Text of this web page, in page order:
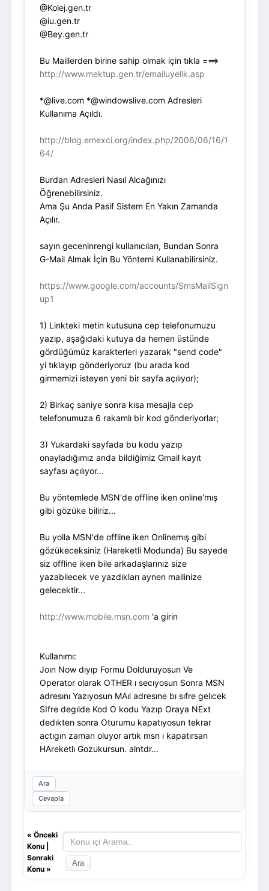
@Kolej.gen.tr
@iu.gen.tr
@Bey.gen.tr
Bu Maillerden birine sahip olmak için tıkla ===>
http://www.mektup.gen.tr/emailuyelik.asp
*@live.com *@windowslive.com Adresleri
Kullanıma Açıldı.
http://blog.emexci.org/index.php/2006/06/16/1
64/
Burdan Adresleri Nasıl Alcağınızı
Öğrenebilirsiniz.
Ama Şu Anda Pasif Sistem En Yakın Zamanda
Açılır.
sayın geceninrengi kullanıcıları, Bundan Sonra
G-Mail Almak İçin Bu Yöntemi Kullanabilirsiniz.
https://www.google.com/accounts/SmsMailSign
up1
1) Linkteki metin kutusuna cep telefonumuzu
yazıp, aşağıdaki kutuya da hemen üstünde
gördüğümüz karakterleri yazarak "send code"
yi tıklayıp gönderiyoruz (bu arada kod
girmemizi isteyen yeni bir sayfa açılıyor);
2) Birkaç saniye sonra kısa mesajla cep
telefonumuza 6 rakamlı bir kod gönderiyorlar;
3) Yukardaki sayfada bu kodu yazıp
onayladığımız anda bildiğimiz Gmail kayıt
sayfası açılıyor...
Bu yöntemlede MSN'de offline iken online'mış
gibi gözüke biliriz...
Bu yolla MSN'de offline iken Onlinemış gibi
gözükeceksiniz (Hareketli Modunda) Bu sayede
siz offline iken bile arkadaşlarınız size
yazabilecek ve yazdıkları aynen mailinize
gelecektir...
http://www.mobile.msn.com 'a girin
Kullanımı:
Joın Now dıyıp Formu Dolduruyosun Ve
Operator olarak OTHER ı secıyosun Sonra MSN
adresını Yazıyosun MAıl adresıne bı sıfre gelıcek
SIfre degılde Kod O kodu Yazıp Oraya NExt
dedıkten sonra Oturumu kapatıyosun tekrar
actıgın zaman oluyor artık msn ı kapatırsan
HAreketlı Gozukursun. alntdr...
Ara
Cevapla
« Önceki
Konu|
Sonraki
Konu»